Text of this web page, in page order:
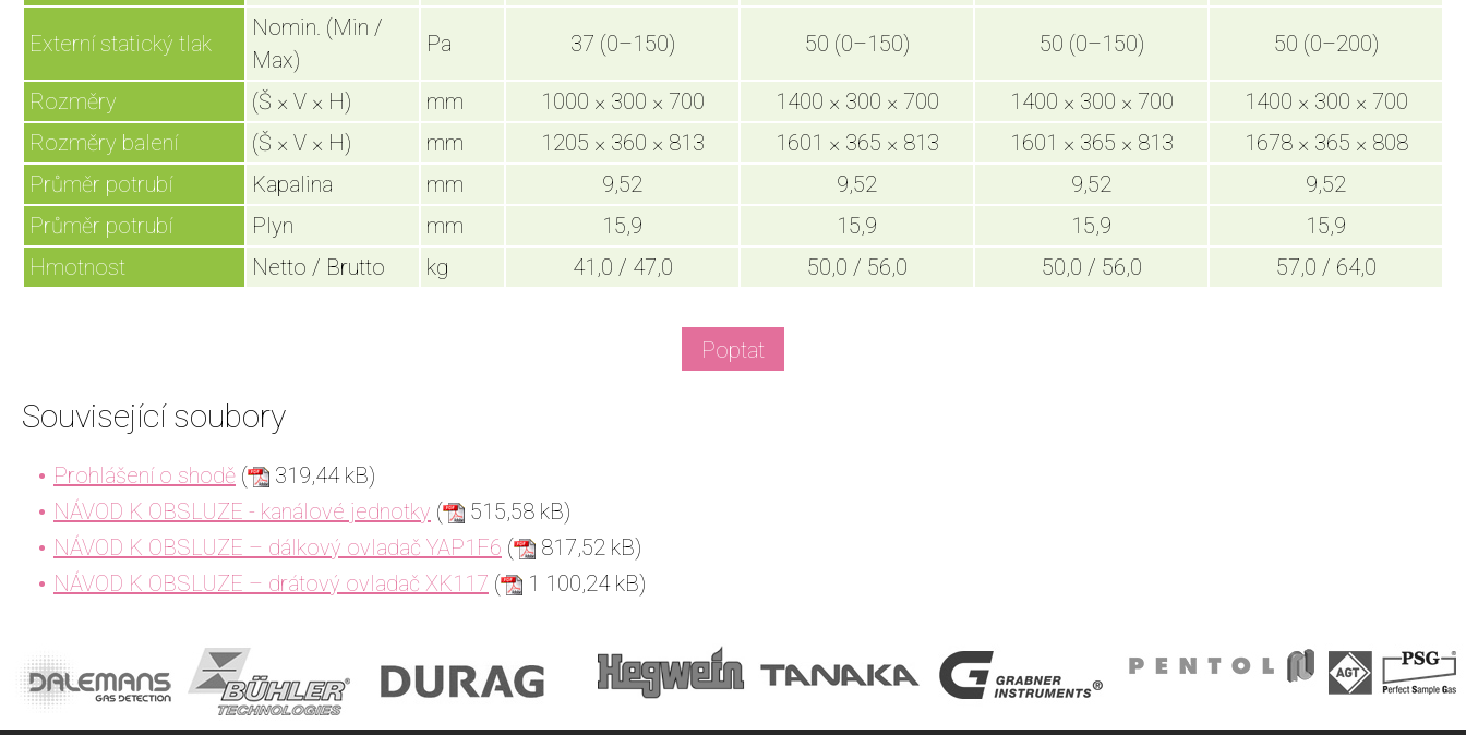
Externí statický tlak
Nomin. (Min /
Max)
Pa 37 (0–150) 50 (0–150) 50 (0–150) 50 (0–200)
Rozměry (Š × V × H) mm 1000 × 300 × 700 1400 × 300 × 700 1400 × 300 × 700
1400 × 300 × 700
Rozměry balení
(Š × V × H) mm 1205 × 360 × 813 1601 × 365 × 813 1601 × 365 × 813
1678 × 365 × 808
Průměr potrubí
Kapalina mm 9,52 9,52 9,52
9,52
Průměr potrubí
Plyn mm 15,9 15,9 15,9
15,9
Hmotnost
Netto / Brutto kg 41,0 / 47,0 50,0 / 56,0 50,0 / 56,0 57,0 / 64,0
Poptat
Související soubory
Prohlášení o shodě (
319,44 kB)
NÁVOD K OBSLUZE - kanálové jednotky (
515,58 kB)
NÁVOD K OBSLUZE – dálkový ovladač YAP1F6 (
817,52 kB)
NÁVOD K OBSLUZE – drátový ovladač XK117 ( 1 100,24 kB)